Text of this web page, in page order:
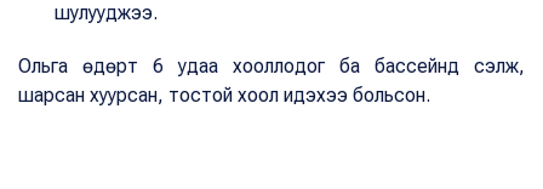
шулууджээ.
Ольга өдөрт 6 удаа хооллодог ба бассейнд сэлж,
шарсан хуурсан, тостой хоол идэхээ больсон.